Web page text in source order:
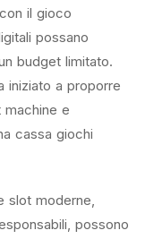
il gioco
possano
budget limitato.
iniziato a proporre
machine e
cassa giochi
slot moderne,
possono